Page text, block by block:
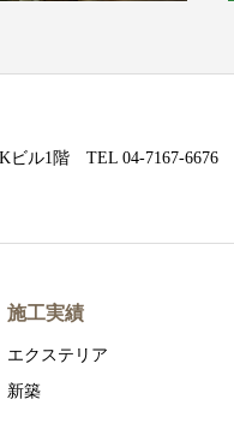
ビル1階 TEL 04-7167-6676
施工実績
エクステリア
新築